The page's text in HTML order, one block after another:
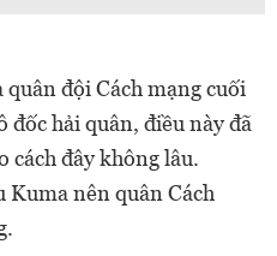
đội Cách mạng cuối
đốc hải quân, điều này đã
cách đây không lâu.
Kuma nên quân Cách